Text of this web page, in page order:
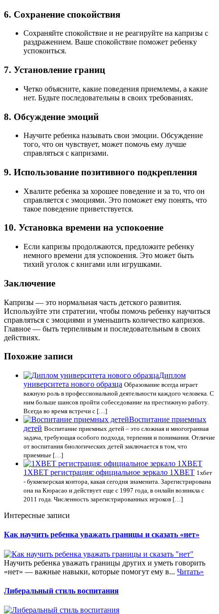
6. Сохранение спокойствия
Сохраняйте спокойствие и не реагируйте на капризы с
раздражением. Ваше спокойствие поможет ребенку
успокоиться.
7. Установление границ
Четко объясните, какие поведения приемлемы, а какие
нет. Будьте последовательны в своих требованиях.
8. Обсуждение эмоций
Научите ребенка называть свои эмоции. Обсуждение
того, что он чувствует, может помочь ему лучше
справляться с капризами.
9. Использование позитивного подкрепления
Хвалите ребенка за хорошее поведение и за то, что он
справляется с эмоциями. Это поможет ему понять, что
такое поведение приветствуется.
10. Установка времени на успокоение
Если капризы продолжаются, предложите ребенку
немного времени для успокоения. Это может быть
тихий уголок с книгами или игрушками.
Заключение
Капризы — это нормальная часть детского развития.
Используйте эти стратегии, чтобы помочь ребенку научиться
справляться с эмоциями и уменьшить количество капризов.
Главное — быть терпеливым и последовательным в своих
действиях.
Похожие записи
Диплом
университета нового образца Образование всегда играет
важную роль в профессиональной деятельности каждого человека. С
ним больше шансов пройти собеседование на престижную работу.
Всегда во время встречи с […]
Воспитание приемных
детей Воспитание приемных детей – это сложная и многогранная
задача, требующая особого подхода, терпения и понимания. Отличие
от воспитания биологических детей заключается в том, что
приемные […]
1XBET регистрация: официальное зеркало 1XBET 1хбет
- букмекерская контора, какая сегодня знаменита. Зарегистрирована
она на Кюрасао и действует еще с 1997 года, в онлайн возникла с
2011 года. Численность зарегистрированных игроков […]
Интересные записи
Как научить ребенка уважать границы и сказать «нет»
Научить ребенка уважать границы других и уметь говорить
«нет» — важные навыки, которые помогут ему в... Читать»
Либеральный стиль воспитания